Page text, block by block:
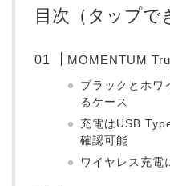
目次（タップで
MOMENTUM
ブラックとホワ
るケース
充電はUSB
確認可能
ワイヤレス充電